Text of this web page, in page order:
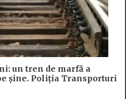
un tren de marfă a
șine. Poliția Transporturi